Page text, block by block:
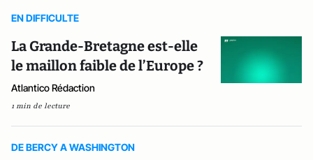
EN DIFFICULTE
La Grande-Bretagne est-elle
le maillon faible de l’Europe ?
Atlantico Rédaction
1 min de lecture
DE BERCY A WASHINGTON